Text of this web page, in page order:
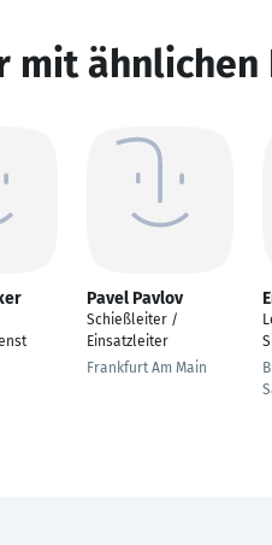
mit
Pavel Pavlov
Schießleiter /
Einsatzleiter
Frankfurt Am Main